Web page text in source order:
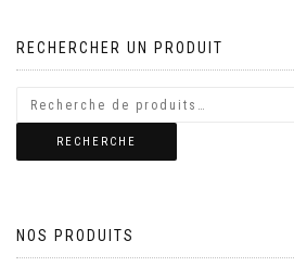
l’article
RECHERCHER UN PRODUIT
RECHERCHE
NOS PRODUITS